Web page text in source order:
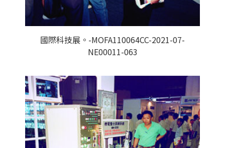
國際科技展。-MOFA110064CC-2021-07-
NE00011-063